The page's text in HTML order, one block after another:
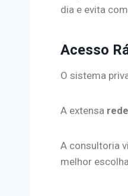
dia e evita
Acesso
O sistema
A extensa rede
A consultoria
melhor